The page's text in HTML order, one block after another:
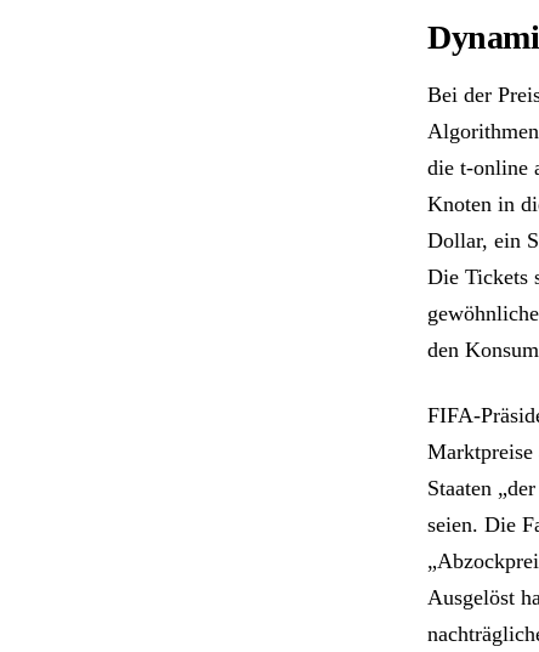
Bei der
die t-online
Knoten in
Dollar, ein
Die Tickets
den
FIFA-
Marktpreise
Staaten
seien. Die
Ausgelöst